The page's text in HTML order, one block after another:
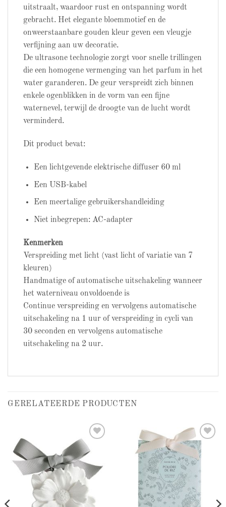
uitstraalt, waardoor rust en ontspanning wordt
gebracht. Het elegante bloemmotief en de
onweerstaanbare gouden kleur geven een vleugje
verfijning aan uw decoratie.
De ultrasone technologie zorgt voor snelle trillingen
die een homogene vermenging van het parfum in het
water garanderen. De geur verspreidt zich binnen
enkele ogenblikken in de vorm van een fijne
waternevel, terwijl de droogte van de lucht wordt
verminderd.
Dit product bevat:
Een lichtgevende elektrische diffuser 60 ml
Een USB-kabel
Een meertalige gebruikershandleiding
Niet inbegrepen: AC-adapter
Kenmerken
Verspreiding met licht (vast licht of variatie van 7
kleuren)
Handmatige of automatische uitschakeling wanneer
het waterniveau onvoldoende is
Continue verspreiding en vervolgens automatische
uitschakeling na 1 uur of verspreiding in cycli van
30 seconden en vervolgens automatische
uitschakeling na 2 uur.
GERELATEERDE PRODUCTEN
Add to
wishlist
Add to
wishlist